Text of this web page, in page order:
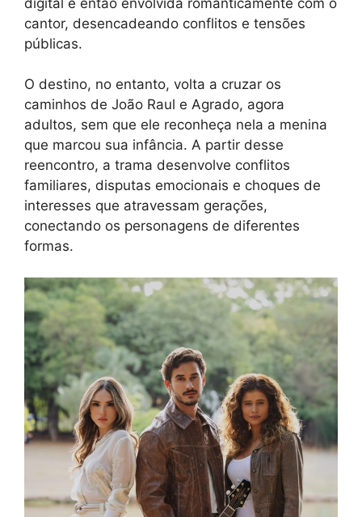
cantor, desencadeando conflitos e tensões
públicas.
O destino, no entanto, volta a cruzar os
caminhos de João Raul e Agrado, agora
adultos, sem que ele reconheça nela a menina
que marcou sua infância. A partir desse
reencontro, a trama desenvolve conflitos
familiares, disputas emocionais e choques de
interesses que atravessam gerações,
conectando os personagens de diferentes
formas.